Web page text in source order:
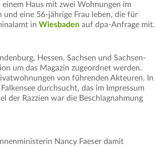
einem Haus mit zwei Wohnungen im
und eine 56-jährige Frau leben, die für
in Wiesbaden auf dpa-Anfrage mit.
Hessen, Sachsen und Sachsen-
um das Magazin zugeordnet werden.
von führenden Akteuren. In
durchsucht, das im Impressum
der Razzien war die Beschlagnahmung
Nancy Faeser damit